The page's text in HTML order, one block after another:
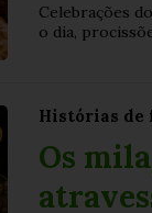
Celebrações
o dia,
Histórias de
Os